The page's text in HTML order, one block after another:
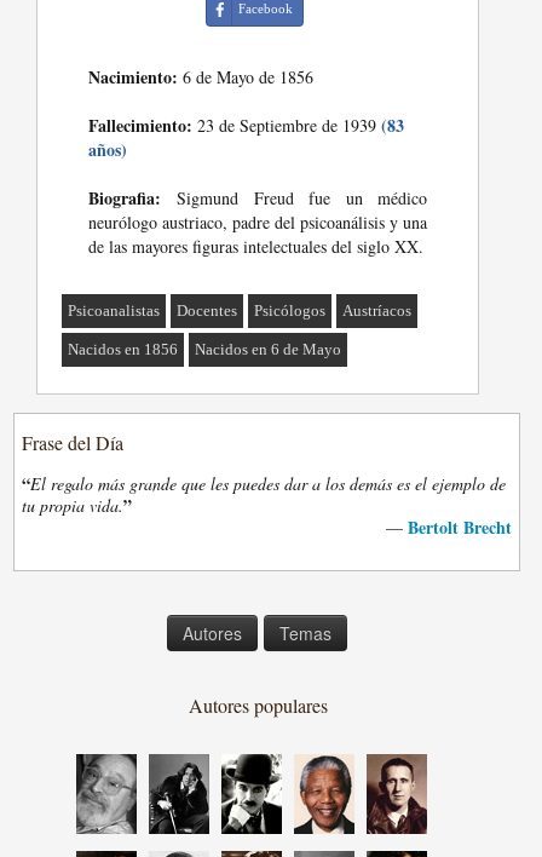
Facebook
Nacimiento: 6 de Mayo de 1856
Fallecimiento: 23 de Septiembre de 1939(83
años)
Biografia: Sigmund Freud fue un médico
neurólogo austriaco, padre del psicoanálisis y una
de las mayores figuras intelectuales del siglo XX.
Psicoanalistas Docentes Psicólogos Austríacos
Nacidos en 1856 Nacidos en 6 de Mayo
Frase del Día
“El regalo más grande que les puedes dar a los demás es el ejemplo de
tu propia vida.”
— Bertolt Brecht
Autores Temas
Autores populares